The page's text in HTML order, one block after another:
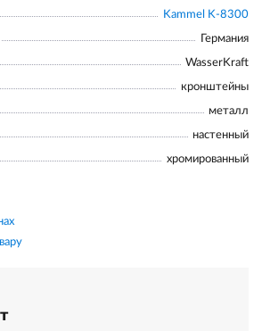
Kammel K-8300
Германия
WasserKraft
кронштейны
металл
настенный
хромированный